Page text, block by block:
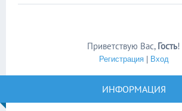
Приветствую Вас, Гость!
Регистрация| Вход
ИНФОРМАЦИЯ